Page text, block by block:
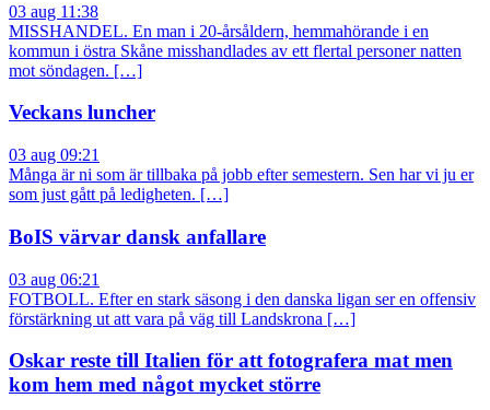
03 aug 11:38
MISSHANDEL. En man i 20-årsåldern, hemmahörande i en
kommun i östra Skåne misshandlades av ett flertal personer natten
mot söndagen. […]
Veckans luncher
03 aug 09:21
Många är ni som är tillbaka på jobb efter semestern. Sen har vi ju er
som just gått på ledigheten. […]
BoIS värvar dansk anfallare
03 aug 06:21
FOTBOLL. Efter en stark säsong i den danska ligan ser en offensiv
förstärkning ut att vara på väg till Landskrona […]
Oskar reste till Italien för att fotografera mat men
kom hem med något mycket större